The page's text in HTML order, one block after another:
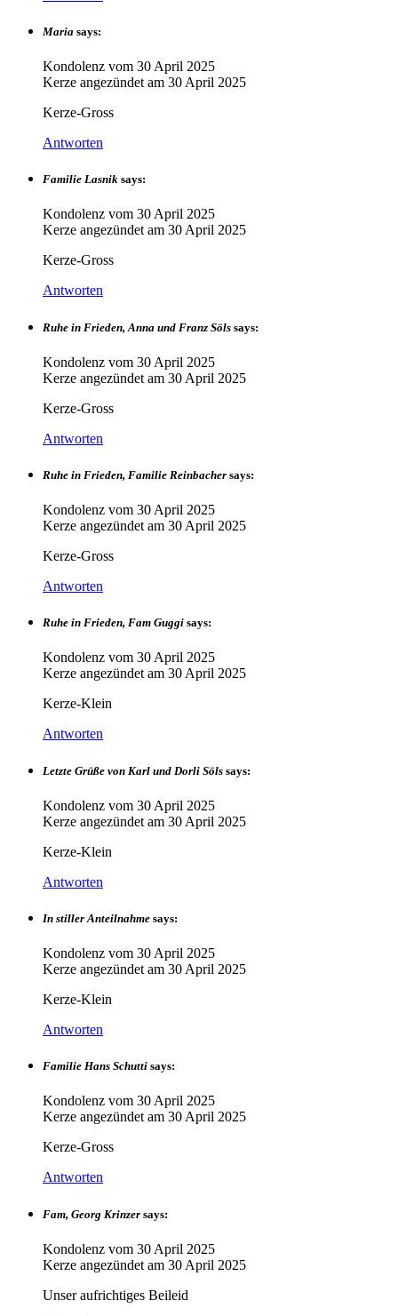
Maria says:
Kondolenz vom 30 April 2025
Kerze angezündet am 30 April 2025
Kerze-Gross
Antworten
Familie Lasnik says:
Kondolenz vom 30 April 2025
Kerze angezündet am 30 April 2025
Kerze-Gross
Antworten
Ruhe in Frieden, Anna und Franz Söls says:
Kondolenz vom 30 April 2025
Kerze angezündet am 30 April 2025
Kerze-Gross
Antworten
Ruhe in Frieden, Familie Reinbacher says:
Kondolenz vom 30 April 2025
Kerze angezündet am 30 April 2025
Kerze-Gross
Antworten
Ruhe in Frieden, Fam Guggi says:
Kondolenz vom 30 April 2025
Kerze angezündet am 30 April 2025
Kerze-Klein
Antworten
Letzte Grüße von Karl und Dorli Söls says:
Kondolenz vom 30 April 2025
Kerze angezündet am 30 April 2025
Kerze-Klein
Antworten
In stiller Anteilnahme says:
Kondolenz vom 30 April 2025
Kerze angezündet am 30 April 2025
Kerze-Klein
Antworten
Familie Hans Schutti says:
Kondolenz vom 30 April 2025
Kerze angezündet am 30 April 2025
Kerze-Gross
Antworten
Fam, Georg Krinzer says:
Kondolenz vom 30 April 2025
Kerze angezündet am 30 April 2025
Unser aufrichtiges Beileid